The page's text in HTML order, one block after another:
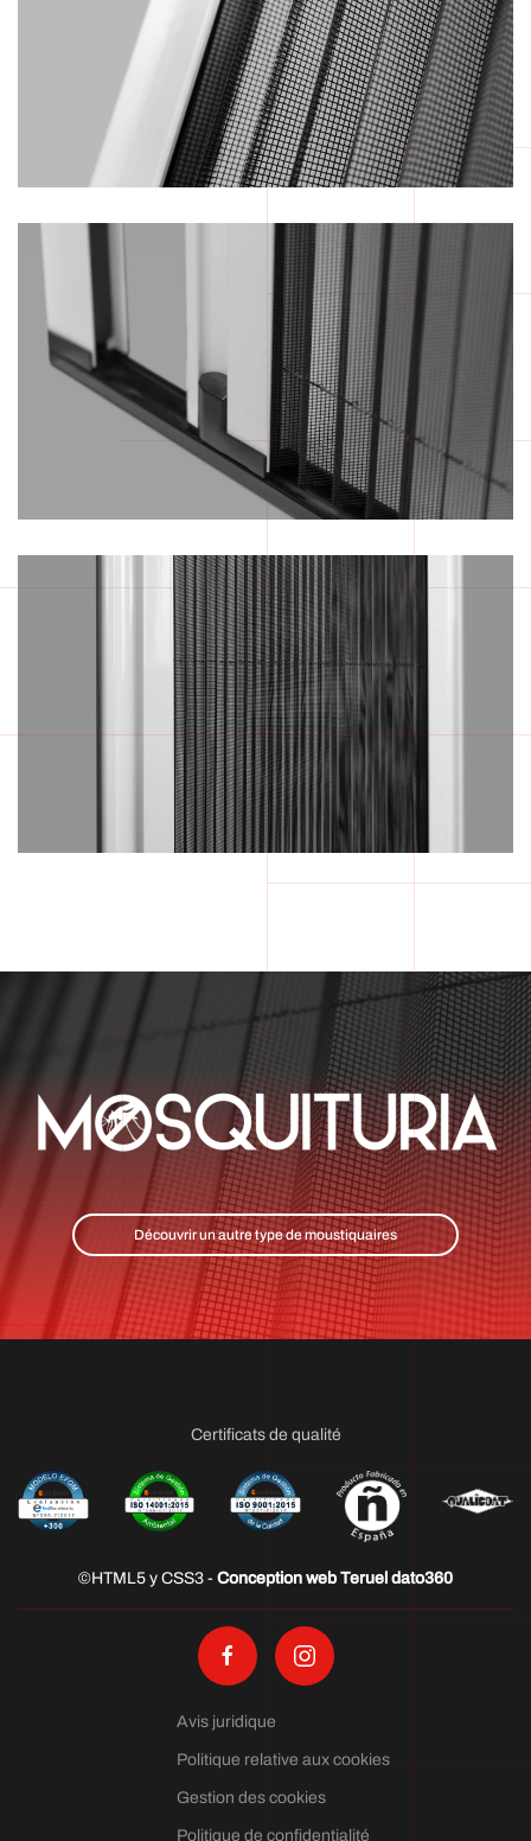
Découvrir un autre type de moustiquaires
Certificats de qualité
©HTML5 y CSS3 - Conception web Teruel dato360
Avis juridique
Politique relative aux cookies
Gestion des cookies
Politique de confidentialité